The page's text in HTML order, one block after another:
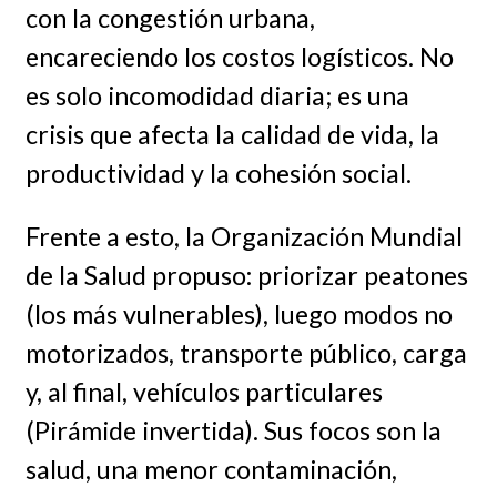
con la congestión urbana,
encareciendo los costos logísticos. No
es solo incomodidad diaria; es una
crisis que afecta la calidad de vida, la
productividad y la cohesión social.
Frente a esto, la Organización Mundial
de la Salud propuso: priorizar peatones
(los más vulnerables), luego modos no
motorizados, transporte público, carga
y, al final, vehículos particulares
(Pirámide invertida). Sus focos son la
salud, una menor contaminación,